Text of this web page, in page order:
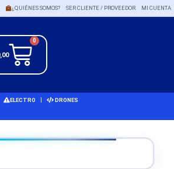
¿QUIÉNES SOMOS? SER CLIENTE / PROVEEDOR MI CUENTA
0
ELECTRO DRONES